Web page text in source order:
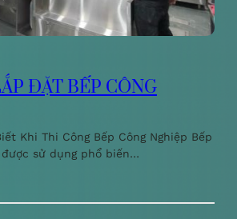
ĐẶT BẾP CÔNG
Khi Thi Công Bếp Công Nghiệp Bếp
được sử dụng phổ biến…